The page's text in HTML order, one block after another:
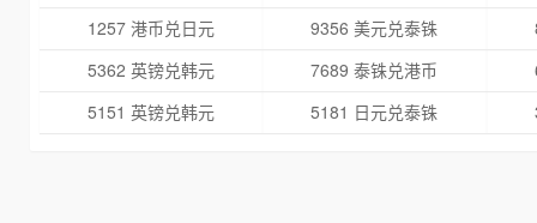
1257 港币兑日元
9356 美元兑泰铢
5362 英镑兑韩元
7689 泰铢兑港币
5151 英镑兑韩元
5181 日元兑泰铢